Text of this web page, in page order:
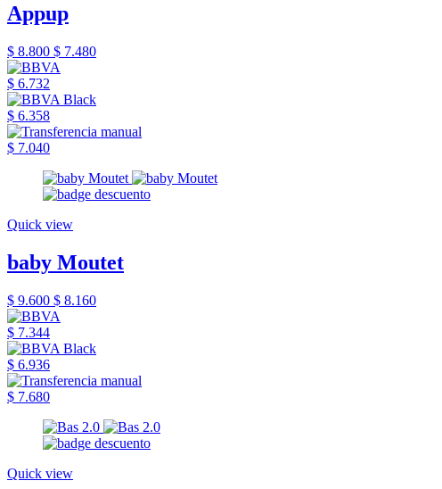
Appup
$ 8.800 $ 7.480
$ 6.732
$ 6.358
$ 7.040
Quick view
baby Moutet
$ 9.600 $ 8.160
$ 7.344
$ 6.936
$ 7.680
Quick view